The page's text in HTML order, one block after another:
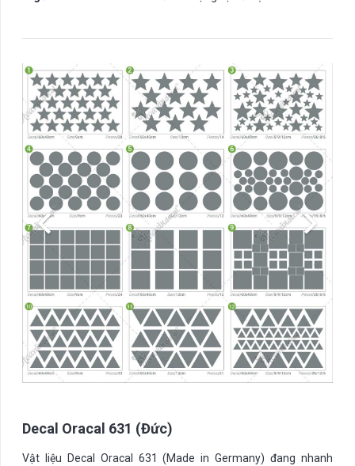
Decal Oracal 631 (Đức)
Vật liệu Decal Oracal 631 (Made in Germany) đang nhanh